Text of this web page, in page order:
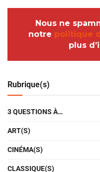
Nous ne
notre politique
plus
Rubrique(s)
3 QUESTIONS À…
ART(S)
CINÉMA(S)
CLASSIQUE(S)